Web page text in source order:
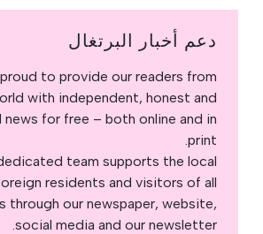
دعم أخبار البرتغال
to provide our readers from
with independent, honest and
news for free – both online and in
print.
team supports the local
residents and visitors of all
through our newspaper, website,
social media and our newsletter.